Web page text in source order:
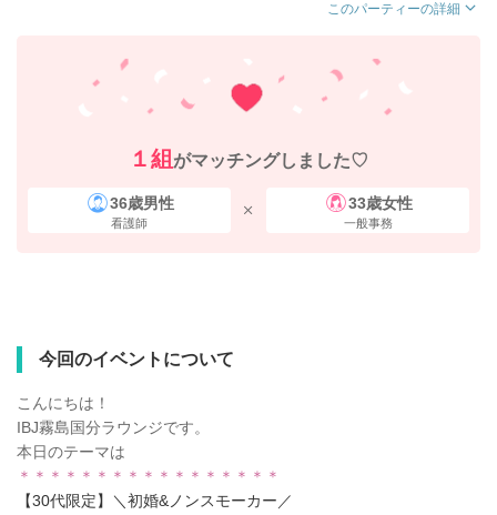
このパーティーの詳細
１組 がマッチングしました♡
36歳男性
看護師
33歳女性
一般事務
今回のイベントについて
こんにちは！
IBJ霧島国分ラウンジです。
本日のテーマは
＊＊＊＊＊＊＊＊＊＊＊＊＊＊＊＊＊
【30代限定】＼初婚&ノンスモーカー／